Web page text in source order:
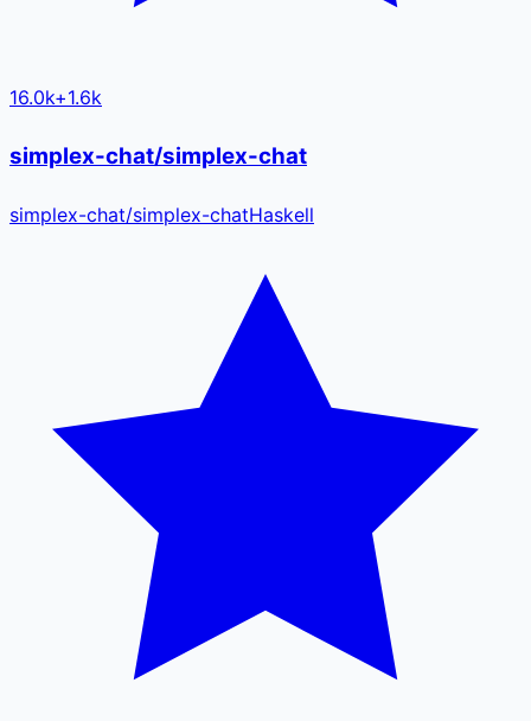
16.0k+1.6k
simplex-chat/simplex-chat
simplex-chat/simplex-chatHaskell